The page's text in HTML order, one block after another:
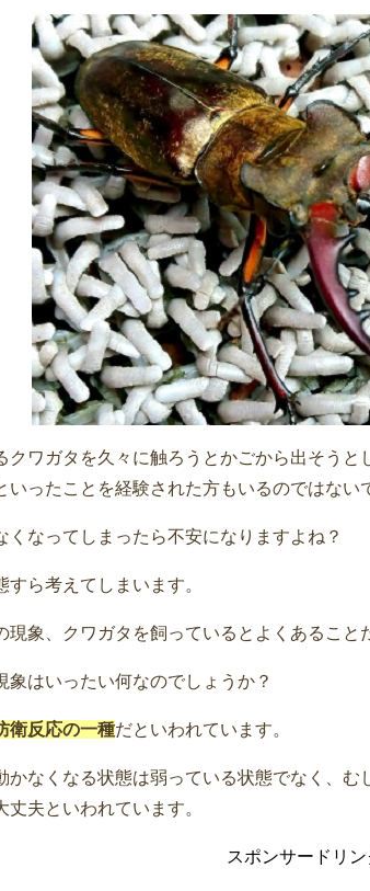
クワガタを久々に触ろうとかごから出そう
いったことを経験された方もいるのではない
くなってしまったら不安になりますよね？
すら考えてしまいます。
現象、クワガタを飼っているとよくあること
象はいったい何なのでしょうか？
衛反応の一種だといわれています。
かなくなる状態は弱っている状態でなく、む
丈夫といわれています。
スポンサードリン